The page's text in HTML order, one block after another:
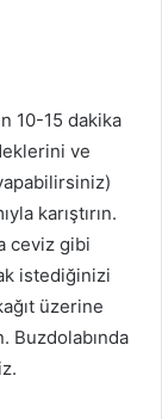
10-15 dakika
ve
karıştırın.
ceviz gibi
istediğinizi
üzerine
Buzdolabında